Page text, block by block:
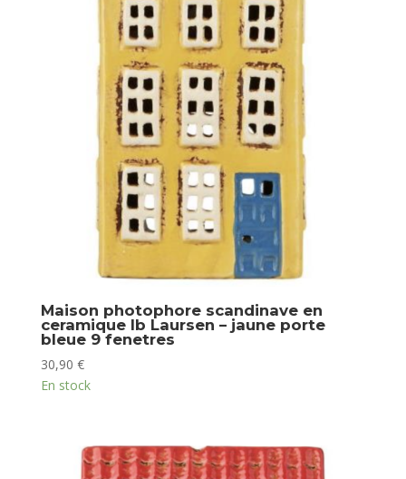
Maison photophore scandinave en
ceramique Ib Laursen – jaune porte
bleue 9 fenetres
30,90 €
En stock